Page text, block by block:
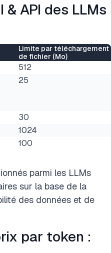
API des LLMs
Limite par téléchargement
de fichier (Mo)
512
25
30
1024
100
parmi les LLMs
sur la base de la
des données et de
par token :